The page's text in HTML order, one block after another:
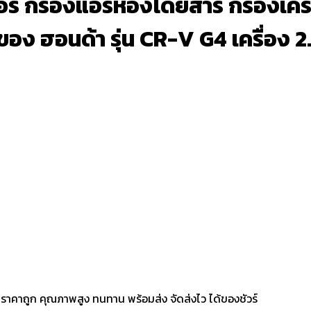
ฮอนด้า รุ่น CR-V G4 เครื่อง
าคาถูก คุณภาพสูง ทนทาน พร้อมส่ง จัดส่งไว ได้ของชัวร์